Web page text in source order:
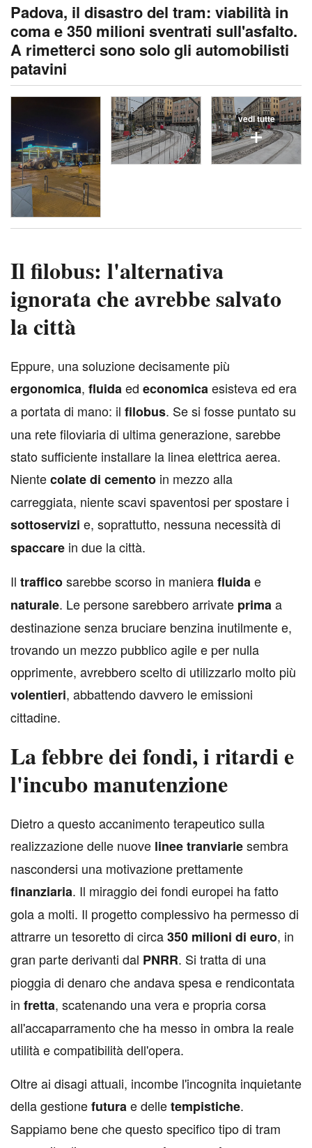
Padova, il disastro del tram: viabilità in
coma e 350 milioni sventrati sull'asfalto.
A rimetterci sono solo gli automobilisti
patavini
vedi tutte
Il filobus: l'alternativa
ignorata che avrebbe salvato
la città
Eppure, una soluzione decisamente più
ergonomica, fluidaed economicaesisteva ed era
a portata di mano: il filobus. Se si fosse puntato su
una rete filoviaria di ultima generazione, sarebbe
stato sufficiente installare la linea elettrica aerea.
Nientecolatedi cemento in mezzo alla
carreggiata, niente scavi spaventosi per spostare i
sottoservizi e, soprattutto, nessuna necessità di
spaccare in due la città.
Il trafficosarebbe scorso in manierafluidae
naturale. Le persone sarebbero arrivate primaa
destinazione senza bruciare benzina inutilmente e,
trovando un mezzo pubblico agile e per nulla
opprimente, avrebbero scelto di utilizzarlo molto più
volentieri, abbattendo davvero le emissioni
cittadine.
La febbre dei fondi, i ritardi e
l'incubo manutenzione
Dietro a questo accanimento terapeutico sulla
realizzazione delle nuove lineetranviariesembra
nascondersi una motivazione prettamente
finanziaria. Il miraggio dei fondi europei ha fatto
gola a molti. Il progetto complessivo ha permesso di
attrarre un tesoretto di circa350 milioni di euro, in
gran parte derivanti dal PNRR. Si tratta di una
pioggia di denaro che andava spesa e rendicontata
in fretta, scatenando una vera e propria corsa
all'accaparramento che ha messo in ombra la reale
utilità e compatibilità dell'opera.
Oltre ai disagi attuali, incombe l'incognita inquietante
della gestionefuturae delletempistiche.
Sappiamo bene che questo specifico tipo di tram